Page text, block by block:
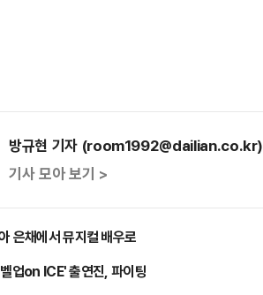
방규현 기자 (room1992@dailian.co.kr)
기사 모아 보기 >
은채에서 뮤지컬 배우로
업on ICE' 출연진, 파이팅